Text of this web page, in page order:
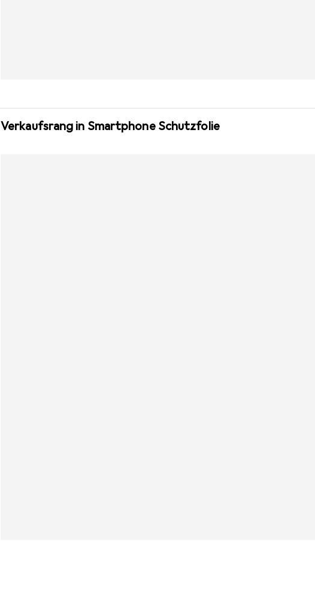
Verkaufsrang in Smartphone Schutzfolie